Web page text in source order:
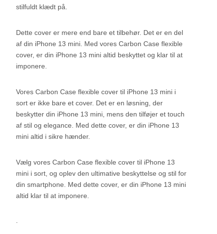
stilfuldt klædt på.
Dette cover er mere end bare et tilbehør. Det er en del
af din iPhone 13 mini. Med vores Carbon Case flexible
cover, er din iPhone 13 mini altid beskyttet og klar til at
imponere.
Vores Carbon Case flexible cover til iPhone 13 mini i
sort er ikke bare et cover. Det er en løsning, der
beskytter din iPhone 13 mini, mens den tilføjer et touch
af stil og elegance. Med dette cover, er din iPhone 13
mini altid i sikre hænder.
Vælg vores Carbon Case flexible cover til iPhone 13
mini i sort, og oplev den ultimative beskyttelse og stil for
din smartphone. Med dette cover, er din iPhone 13 mini
altid klar til at imponere.
.